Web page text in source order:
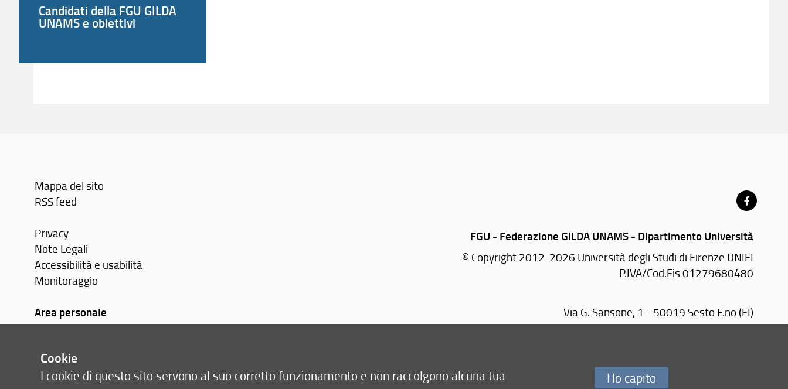
Candidati della FGU GILDA
UNAMS e obiettivi
Mappa del sito
RSS feed
Privacy
Note Legali
Accessibilità e usabilità
Monitoraggio
Area personale
FGU - Federazione GILDA UNAMS - Dipartimento Università
© Copyright 2012-2026 Università degli Studi di Firenze UNIFI
P.IVA/Cod.Fis 01279680480
Via G. Sansone, 1 - 50019 Sesto F.no (FI)
Tel.: +39 055 4572089
Cookie
I cookie di questo sito servono al suo corretto funzionamento e non raccolgono alcuna tua
Ho capito